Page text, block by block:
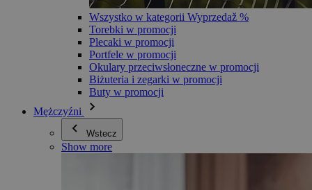
Wszystko w kategorii Wyprzedaž %
Torebki w promocji
Plecaki w promocji
Portfele w promocji
Okulary przeciwsłoneczne w promocji
Biżuteria i zegarki w promocji
Buty w promocji
Mężczyźni
Wstecz
Show more